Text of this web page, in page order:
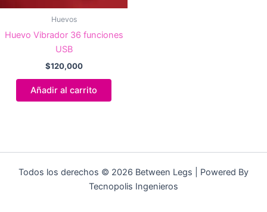
Huevos
Huevo Vibrador 36 funciones
USB
$120,000
Añadir al carrito
Todos los derechos © 2026 Between Legs | Powered By
Tecnopolis Ingenieros